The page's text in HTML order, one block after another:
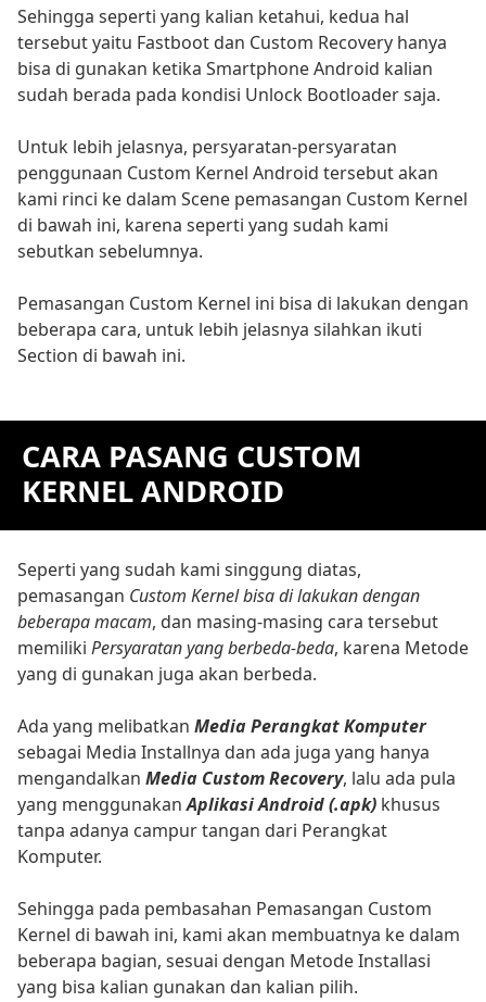
Sehingga seperti yang kalian ketahui, kedua hal
tersebut yaitu Fastboot dan Custom Recovery hanya
bisa di gunakan ketika Smartphone Android kalian
sudah berada pada kondisi Unlock Bootloader saja.
Untuk lebih jelasnya, persyaratan-persyaratan
penggunaan Custom Kernel Android tersebut akan
kami rinci ke dalam Scene pemasangan Custom Kernel
di bawah ini, karena seperti yang sudah kami
sebutkan sebelumnya.
Pemasangan Custom Kernel ini bisa di lakukan dengan
beberapa cara, untuk lebih jelasnya silahkan ikuti
Section di bawah ini.
CARA PASANG CUSTOM
KERNEL ANDROID
Seperti yang sudah kami singgung diatas,
pemasangan Custom Kernel bisa di lakukan dengan
beberapa macam, dan masing-masing cara tersebut
memiliki Persyaratan yang berbeda-beda, karena Metode
yang di gunakan juga akan berbeda.
Ada yang melibatkan Media Perangkat Komputer
sebagai Media Installnya dan ada juga yang hanya
mengandalkan Media Custom Recovery, lalu ada pula
yang menggunakanAplikasi Android (.apk) khusus
tanpa adanya campur tangan dari Perangkat
Komputer.
Sehingga pada pembasahan Pemasangan Custom
Kernel di bawah ini, kami akan membuatnya ke dalam
beberapa bagian, sesuai dengan Metode Installasi
yang bisa kalian gunakan dan kalian pilih.